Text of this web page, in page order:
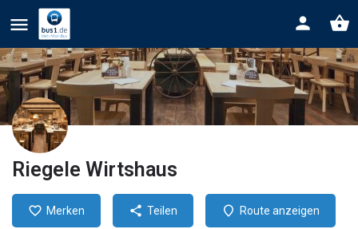
Riegele Wirtshaus
Merken Teilen Route anzeigen